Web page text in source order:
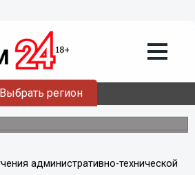
Выбрать регион
Новгорода
числом
благоустройства
АТИ, в 2012 году в Нижнем
свыше 35 тысяч нарушений в сфере
административно-технической